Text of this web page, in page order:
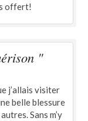
offert!
"
j’allais visiter
belle blessure
Sans m’y